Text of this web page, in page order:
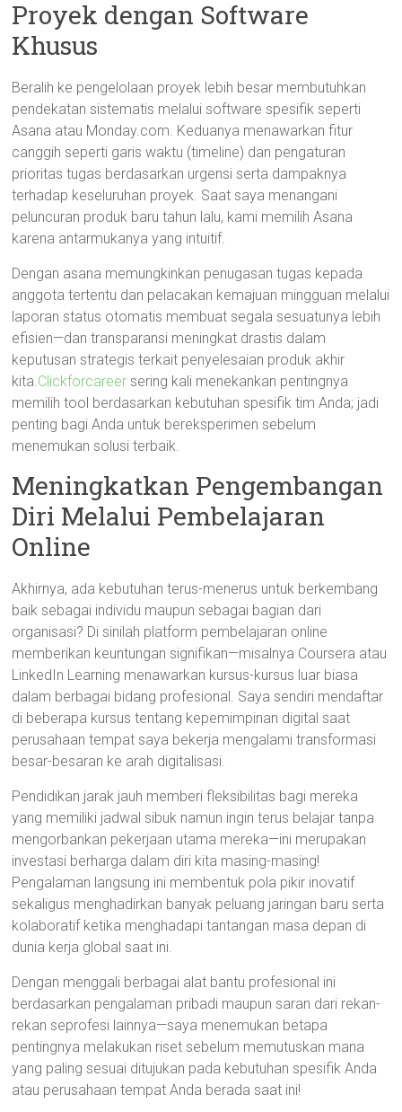
Proyek dengan Software
Khusus
Beralih ke pengelolaan proyek lebih besar membutuhkan
pendekatan sistematis melalui software spesifik seperti
Asana atau Monday.com. Keduanya menawarkan fitur
canggih seperti garis waktu (timeline) dan pengaturan
prioritas tugas berdasarkan urgensi serta dampaknya
terhadap keseluruhan proyek. Saat saya menangani
peluncuran produk baru tahun lalu, kami memilih Asana
karena antarmukanya yang intuitif.
Dengan asana memungkinkan penugasan tugas kepada
anggota tertentu dan pelacakan kemajuan mingguan melalui
laporan status otomatis membuat segala sesuatunya lebih
efisien—dan transparansi meningkat drastis dalam
keputusan strategis terkait penyelesaian produk akhir
kita.Clickforcareer sering kali menekankan pentingnya
memilih tool berdasarkan kebutuhan spesifik tim Anda; jadi
penting bagi Anda untuk bereksperimen sebelum
menemukan solusi terbaik.
Meningkatkan Pengembangan
Diri Melalui Pembelajaran
Online
Akhirnya, ada kebutuhan terus-menerus untuk berkembang
baik sebagai individu maupun sebagai bagian dari
organisasi? Di sinilah platform pembelajaran online
memberikan keuntungan signifikan—misalnya Coursera atau
LinkedIn Learning menawarkan kursus-kursus luar biasa
dalam berbagai bidang profesional. Saya sendiri mendaftar
di beberapa kursus tentang kepemimpinan digital saat
perusahaan tempat saya bekerja mengalami transformasi
besar-besaran ke arah digitalisasi.
Pendidikan jarak jauh memberi fleksibilitas bagi mereka
yang memiliki jadwal sibuk namun ingin terus belajar tanpa
mengorbankan pekerjaan utama mereka—ini merupakan
investasi berharga dalam diri kita masing-masing!
Pengalaman langsung ini membentuk pola pikir inovatif
sekaligus menghadirkan banyak peluang jaringan baru serta
kolaboratif ketika menghadapi tantangan masa depan di
dunia kerja global saat ini.
Dengan menggali berbagai alat bantu profesional ini
berdasarkan pengalaman pribadi maupun saran dari rekan-
rekan seprofesi lainnya—saya menemukan betapa
pentingnya melakukan riset sebelum memutuskan mana
yang paling sesuai ditujukan pada kebutuhan spesifik Anda
atau perusahaan tempat Anda berada saat ini!